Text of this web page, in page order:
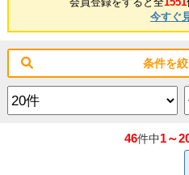
今すぐ
条件を
46件中1～